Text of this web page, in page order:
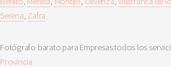
Serena, Zafra
Fotógrafo barato para Empresas todos los
Provincia